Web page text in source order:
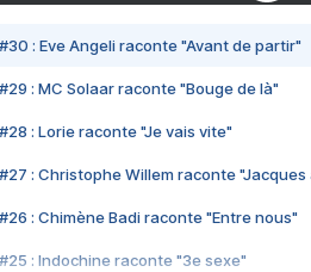
#30 : Eve Angeli raconte "Avant de partir"
#29 : MC Solaar raconte "Bouge de là"
#28 : Lorie raconte "Je vais vite"
#27 : Christophe Willem raconte "Jacques
#26 : Chimène Badi raconte "Entre nous"
#25 : Indochine raconte "3e sexe"